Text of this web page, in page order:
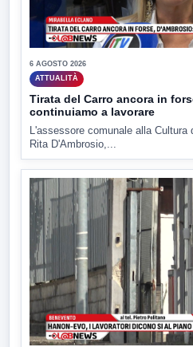
6 AGOSTO 2026
ATTUALITÀ
Tirata del Carro ancora in
continuiamo a lavorare
L'assessore comunale alla
Rita D'Ambrosio,...